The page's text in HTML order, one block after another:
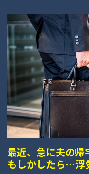
最近、急に夫の帰
もしかしたら…浮